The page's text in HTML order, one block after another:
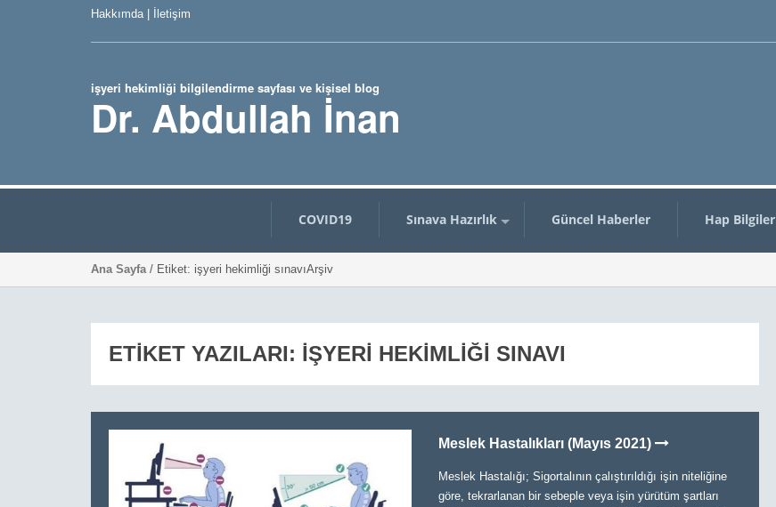
Hakkımda| İletişim
işyeri hekimliği bilgilendirme sayfası ve kişisel blog
Dr. Abdullah İnan
COVID19 Sınava Hazırlık Güncel Haberler Hap Bilgiler
Ana Sayfa/ Etiket: işyeri hekimliği sınavıArşiv
ETIKET YAZILARI: IŞYERI HEKIMLIĞI SINAVI
Meslek Hastalıkları (Mayıs 2021)
Meslek Hastalığı; Sigortalının çalıştırıldığı işin niteliğine
göre, tekrarlanan bir sebeple veya işin yürütüm şartları